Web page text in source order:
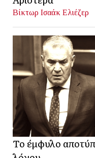
Βίκτωρ Ισαάκ Ελιέζερ
Το έμφυλο